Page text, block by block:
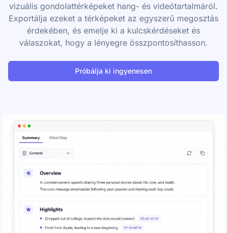
vizuális gondolattérképeket hang- és videótartalmáról.
Exportálja ezeket a térképeket az egyszerű megosztás
érdekében, és emelje ki a kulcskérdéseket és
válaszokat, hogy a lényegre összpontosíthasson.
Próbálja ki ingyenesen